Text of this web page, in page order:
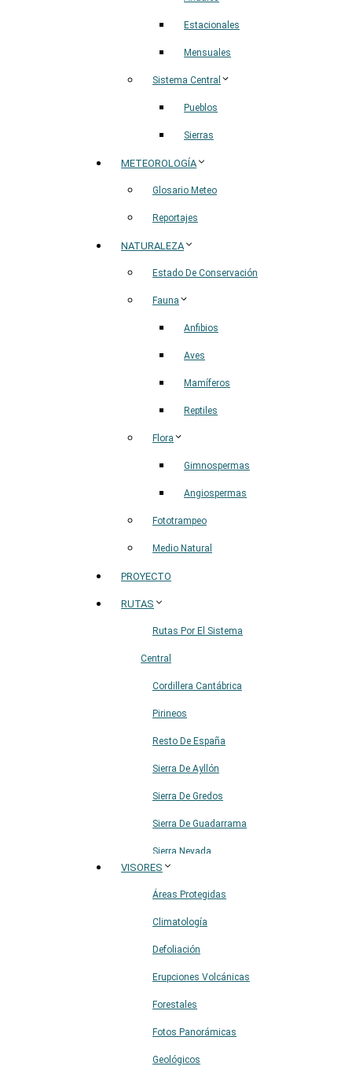
Estacionales
Mensuales
Sistema Central
Pueblos
Sierras
METEOROLOGÍA
Glosario Meteo
Reportajes
NATURALEZA
Estado De Conservación
Fauna
Anfibios
Aves
Mamíferos
Reptiles
Flora
Gimnospermas
Angiospermas
Fototrampeo
Medio Natural
PROYECTO
RUTAS
Rutas Por El Sistema
Central
Cordillera Cantábrica
Pirineos
Resto De España
Sierra De Ayllón
Sierra De Gredos
Sierra De Guadarrama
Sierra Nevada
VISORES
Áreas Protegidas
Climatología
Defoliación
Erupciones Volcánicas
Forestales
Fotos Panorámicas
Geológicos